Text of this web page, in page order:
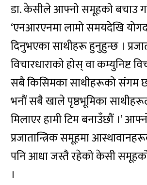
डा. केसीले आफ्नो समूहको बचाउ
‘एनआरएनमा लामो समयदेखि
दिनुभएका साथीहरू हुनुहुन्छ ।
विचारधाराको होस् वा कम्युनिष्ट
सबै किसिमका साथीहरूको संगम
भनौं सबै खाले पृष्ठभूमिका
मिलाएर हामी टिम बनाउँछौं ।’
प्रजातान्त्रिक समूहमा
पनि आधा जस्तै रहेको केसी
।